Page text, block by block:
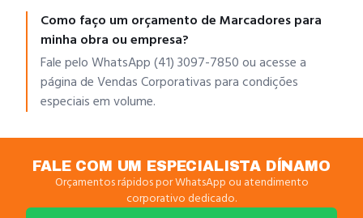
Como faço um orçamento de Marcadores para
minha obra ou empresa?
Fale pelo WhatsApp (41) 3097-7850 ou acesse a
página de Vendas Corporativas para condições
especiais em volume.
FALE COM UM ESPECIALISTA DÍNAMO
Orçamentos rápidos por WhatsApp ou atendimento
corporativo dedicado.